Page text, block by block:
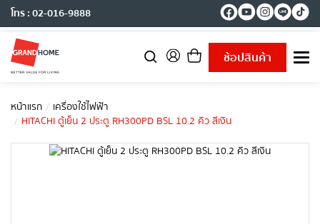
โทร : 02-016-9888
ช้อปสินค้า
T
n
หน้าแรก
เครื่องใช้ไฟฟ้า
HITACHI ตู้เย็น 2 ประตู RH300PD BSL 10.2 คิว สีเงิน